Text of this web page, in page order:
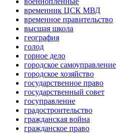
временник ЦСК МВД
временное правительство
высшая школа
география
голод
горное дело
городское самоуправление
городское хозяйство
государственное право
государственный совет
госуправление
градостроительство
гражданская война
гражданское право